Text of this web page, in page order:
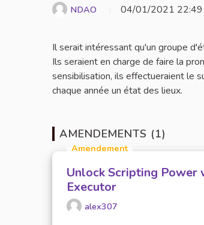
NDAO 04/01/2021 22:49
Il serait intéressant qu'un groupe
Ils seraient en charge de faire la
sensibilisation, ils effectueraient le
chaque année un état des lieux.
AMENDEMENTS (1)
Amendement
Unlock Scripting Power
Executor
alex307